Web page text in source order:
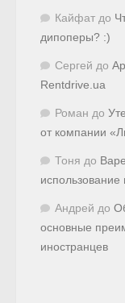
Кайфат до
дипоперы? :)
Сергей до
Rentdrive.ua
Роман до
от компании
Тоня до
Андрей до
основные
иностранцев